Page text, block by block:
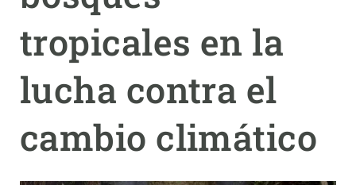
tropicales en la
lucha contra el
cambio climático
NOTICIAS Y AGENDA